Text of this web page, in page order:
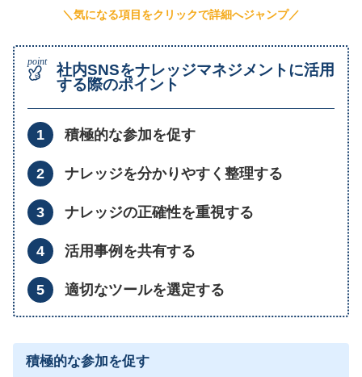
＼気になる項目をクリックで詳細へジャンプ／
社内SNSをナレッジマネジメントに活用
する際のポイント
積極的な参加を促す
ナレッジを分かりやすく整理する
ナレッジの正確性を重視する
活用事例を共有する
適切なツールを選定する
積極的な参加を促す